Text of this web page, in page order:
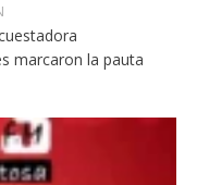
marcaron la pauta